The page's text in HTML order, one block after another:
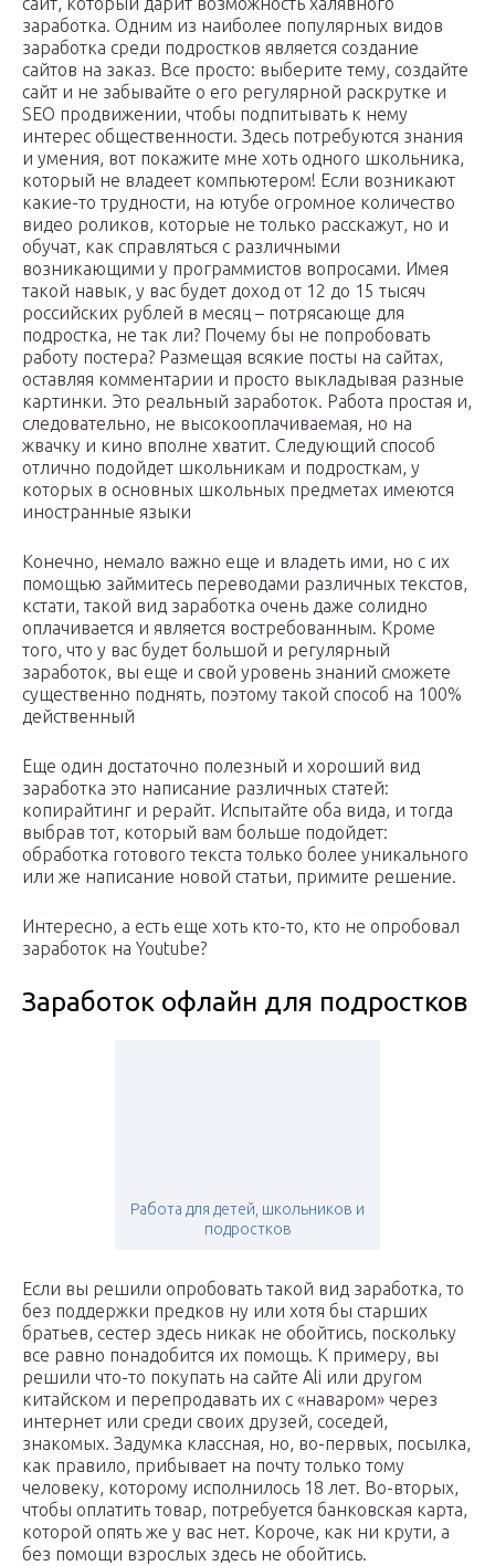
заработка. Одним из наиболее популярных видов
заработка среди подростков является создание
сайтов на заказ. Все просто: выберите тему, создайте
сайт и не забывайте о его регулярной раскрутке и
SEO продвижении, чтобы подпитывать к нему
интерес общественности. Здесь потребуются знания
и умения, вот покажите мне хоть одного школьника,
который не владеет компьютером! Если возникают
какие-то трудности, на ютубе огромное количество
видео роликов, которые не только расскажут, но и
обучат, как справляться с различными
возникающими у программистов вопросами. Имея
такой навык, у вас будет доход от 12 до 15 тысяч
российских рублей в месяц – потрясающе для
подростка, не так ли? Почему бы не попробовать
работу постера? Размещая всякие посты на сайтах,
оставляя комментарии и просто выкладывая разные
картинки. Это реальный заработок. Работа простая и,
следовательно, не высокооплачиваемая, но на
жвачку и кино вполне хватит. Следующий способ
отлично подойдет школьникам и подросткам, у
которых в основных школьных предметах имеются
иностранные языки
Конечно, немало важно еще и владеть ими, но с их
помощью займитесь переводами различных текстов,
кстати, такой вид заработка очень даже солидно
оплачивается и является востребованным. Кроме
того, что у вас будет большой и регулярный
заработок, вы еще и свой уровень знаний сможете
существенно поднять, поэтому такой способ на 100%
действенный
Еще один достаточно полезный и хороший вид
заработка это написание различных статей:
копирайтинг и рерайт. Испытайте оба вида, и тогда
выбрав тот, который вам больше подойдет:
обработка готового текста только более уникального
или же написание новой статьи, примите решение.
Интересно, а есть еще хоть кто-то, кто не опробовал
заработок на Youtube?
Заработок офлайн для подростков
Работа для детей, школьников и
подростков
Если вы решили опробовать такой вид заработка, то
без поддержки предков ну или хотя бы старших
братьев, сестер здесь никак не обойтись, поскольку
все равно понадобится их помощь. К примеру, вы
решили что-то покупать на сайте Ali или другом
китайском и перепродавать их с «наваром» через
интернет или среди своих друзей, соседей,
знакомых. Задумка классная, но, во-первых, посылка,
как правило, прибывает на почту только тому
человеку, которому исполнилось 18 лет. Во-вторых,
чтобы оплатить товар, потребуется банковская карта,
которой опять же у вас нет. Короче, как ни крути, а
без помощи взрослых здесь не обойтись.